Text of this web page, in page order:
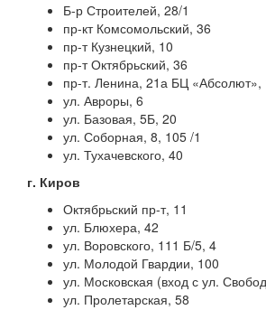
Б-р Строителей, 28/1
пр-кт Комсомольский, 36
пр-т Кузнецкий, 10
пр-т Октябрьский, 36
пр-т. Ленина, 21а БЦ «Абсолют»,
ул. Авроры, 6
ул. Базовая, 5Б, 20
ул. Соборная, 8, 105 /1
ул. Тухачевского, 40
г. Киров
Октябрьский пр-т, 11
ул. Блюхера, 42
ул. Воровского, 111 Б/5, 4
ул. Молодой Гвардии, 100
ул. Московская (вход с ул.
ул. Пролетарская, 58